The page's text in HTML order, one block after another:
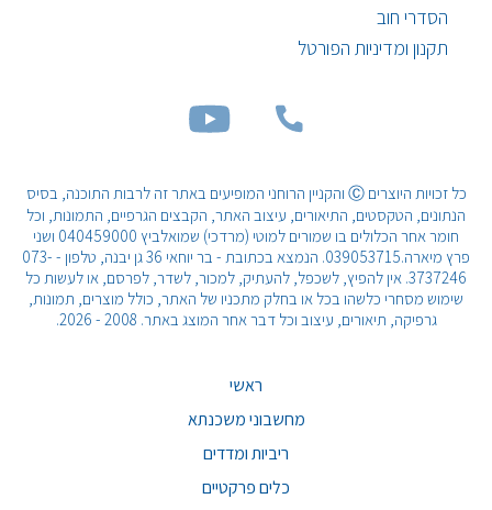
הסדרי חוב
תקנון ומדיניות הפורטל
כל זכויות היוצרים Ⓒ והקניין הרוחני המופיעים באתר זה לרבות התוכנה, בסיס
הנתונים, הטקסטים, התיאורים, עיצוב האתר, הקבצים הגרפיים, התמונות, וכל
חומר אחר הכלולים בו שמורים למוטי (מרדכי) שמואלביץ 040459000 ושני
פרץ מיארה.039053715. הנמצא בכתובת - בר יוחאי 36 גן יבנה, טלפון - 073-
3737246. אין להפיץ, לשכפל, להעתיק, למכור, לשדר, לפרסם, או לעשות כל
שימוש מסחרי כלשהו בכל או בחלק מתכניו של האתר, כולל מוצרים, תמונות,
גרפיקה, תיאורים, עיצוב וכל דבר אחר המוצג באתר. 2008 - 2026.
ראשי
מחשבוני משכנתא
ריביות ומדדים
כלים פרקטיים